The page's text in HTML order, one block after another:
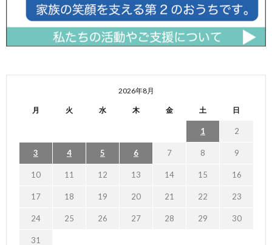
2026年8月
月 火 水 木 金 土 日
1 2
3 4 5 6 7 8 9
10 11 12 13 14 15 16
17 18 19 20 21 22 23
24 25 26 27 28 29 30
31